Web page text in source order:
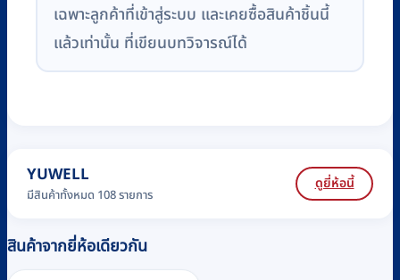
เฉพาะลูกค้าที่เข้าสู่ระบบ และเคยซื้อสินค้าชิ้นนี้
แล้วเท่านั้น ที่เขียนบทวิจารณ์ได้
YUWELL
มีสินค้าทั้งหมด 108 รายการ
ดูยี่ห้อนี้
สินค้าจากยี่ห้อเดียวกัน